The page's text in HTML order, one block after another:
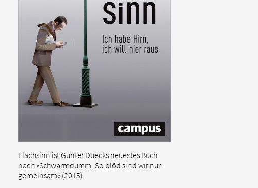
Flachsinn ist Gunter Duecks neuestes Buch
nach »Schwarmdumm. So blöd sind wir nur
gemeinsam« (2015).